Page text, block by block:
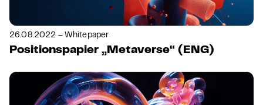
26.08.2022 – Whitepaper
Positionspapier „Metaverse“ (ENG)